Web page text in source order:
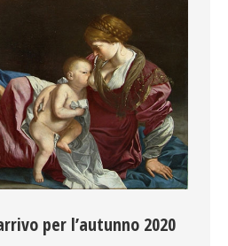
per l’autunno 2020